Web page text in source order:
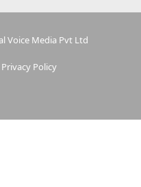
Voice Media Pvt Ltd
Privacy Policy